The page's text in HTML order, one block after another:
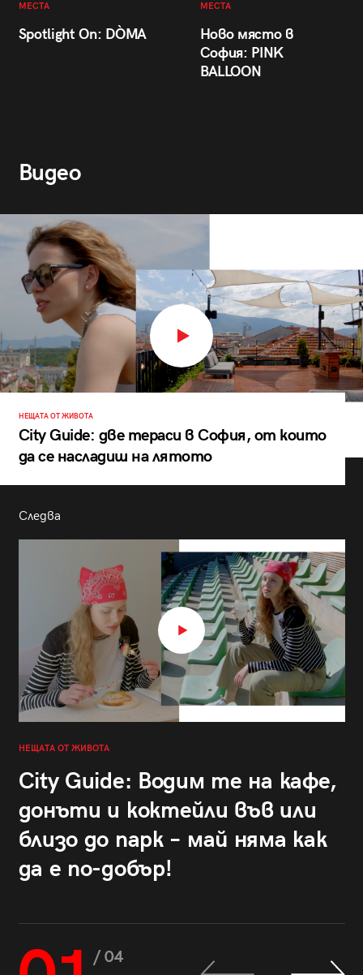
МЕСТА
Spotlight On: DÒMA
МЕСТА
Ново място в
София: PINK
BALLOON
Видео
НЕЩАТА ОТ ЖИВОТА
City Guide: две тераси в София, от които
да се насладиш на лятото
Следва
НЕЩАТА ОТ ЖИВОТА
City Guide: Водим те на кафе,
донъти и коктейли във или
близо до парк – май няма как
да е по-добър!
/ 04